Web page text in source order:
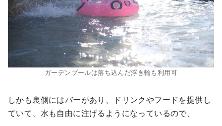
ガーデンプールは落ち込んだ浮き輪も利用可
しかも裏側にはバーがあり、ドリンクやフードを提供し
ていて、水も自由に注げるようになっているので、